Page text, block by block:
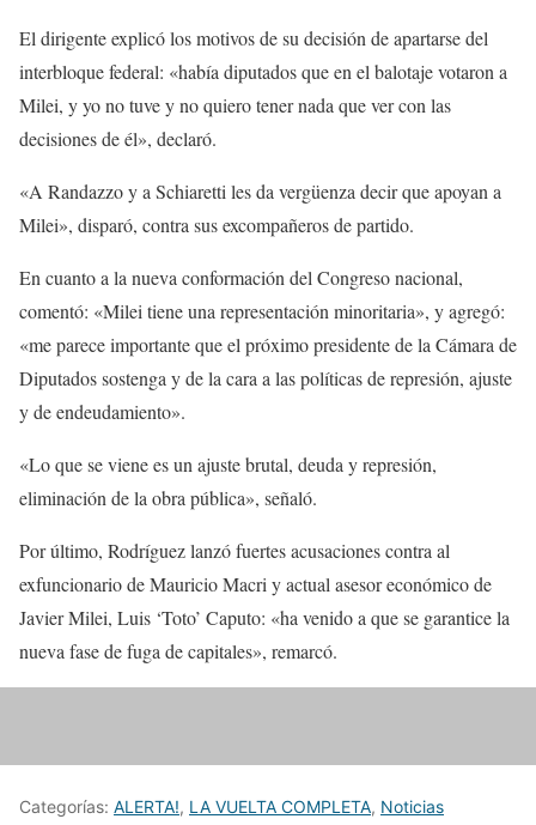
El dirigente explicó los motivos de su decisión de apartarse del
interbloque federal: «había diputados que en el balotaje votaron a
Milei, y yo no tuve y no quiero tener nada que ver con las
decisiones de él», declaró.
«A Randazzo y a Schiaretti les da vergüenza decir que apoyan a
Milei», disparó, contra sus excompañeros de partido.
En cuanto a la nueva conformación del Congreso nacional,
comentó: «Milei tiene una representación minoritaria», y agregó:
«me parece importante que el próximo presidente de la Cámara de
Diputados sostenga y de la cara a las políticas de represión, ajuste
y de endeudamiento».
«Lo que se viene es un ajuste brutal, deuda y represión,
eliminación de la obra pública», señaló.
Por último, Rodríguez lanzó fuertes acusaciones contra al
exfuncionario de Mauricio Macri y actual asesor económico de
Javier Milei, Luis ‘Toto’ Caputo: «ha venido a que se garantice la
nueva fase de fuga de capitales», remarcó.
Categorías: ALERTA!, LA VUELTA COMPLETA, Noticias